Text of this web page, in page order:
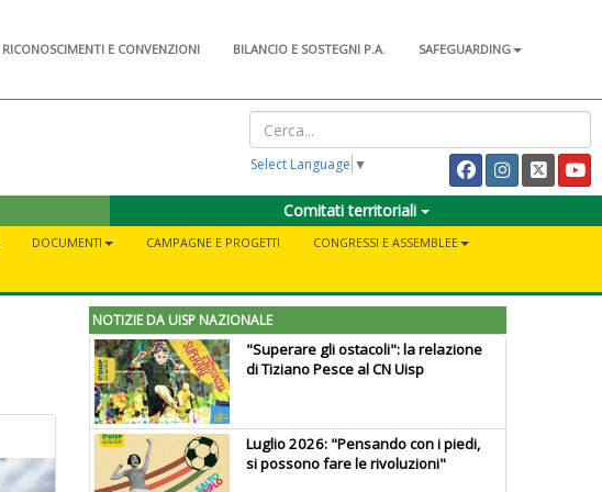
RICONOSCIMENTI E CONVENZIONI BILANCIO E SOSTEGNI P.A.
SAFEGUARDING
Select Language ▼
Comitati territoriali
DOCUMENTI CAMPAGNE E PROGETTI
CONGRESSI E ASSEMBLEE
NOTIZIE DA UISP NAZIONALE
"Superare gli ostacoli": la relazione
di Tiziano Pesce al CN Uisp
Luglio 2026: "Pensando con i piedi,
si possono fare le rivoluzioni"